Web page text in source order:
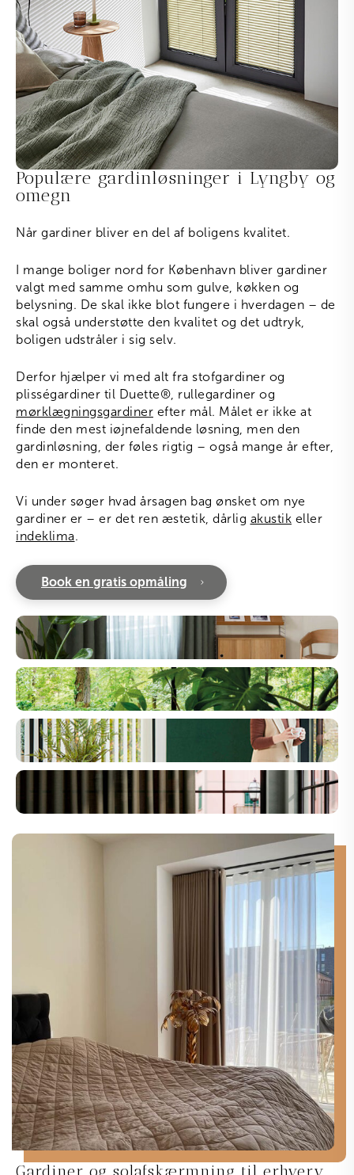
Populære gardinløsninger i Lyngby og
omegn
Når gardiner bliver en del af boligens kvalitet.
I mange boliger nord for København bliver gardiner
valgt med samme omhu som gulve, køkken og
belysning. De skal ikke blot fungere i hverdagen – de
skal også understøtte den kvalitet og det udtryk,
boligen udstråler i sig selv.
Derfor hjælper vi med alt fra stofgardiner og
plisségardiner til Duette® , rullegardiner og
mørklægningsgardiner efter mål. Målet er ikke at
finde den mest iøjnefaldende løsning, men den
gardinløsning, der føles rigtig – også mange år efter,
den er monteret.
Vi under søger hvad årsagen bag ønsket om nye
gardiner er – er det ren æstetik, dårlig akustik eller
indeklima.
Book en gratis opmåling
Gardiner og solafskærmning til erhverv